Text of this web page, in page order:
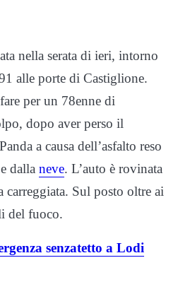
nella serata di ieri, intorno
alle porte di Castiglione.
per un 78enne di
dopo aver perso il
a causa dell’asfalto reso
dalla neve. L’auto è rovinata
carreggiata. Sul posto oltre ai
del fuoco.
senzatetto a Lodi